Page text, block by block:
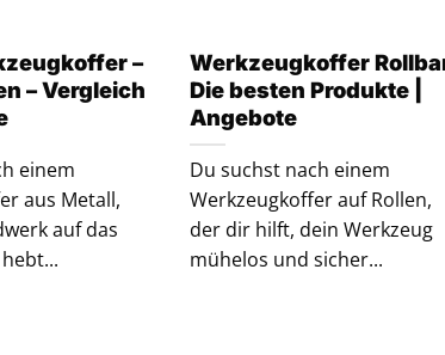
–
– Vergleich
einem
aus Metall,
auf das
Werkzeugkoffer
Die besten Produkte |
Angebote
Du suchst nach einem
Werkzeugkoffer auf Rollen,
der dir hilft, dein Werkzeug
mühelos und sicher...